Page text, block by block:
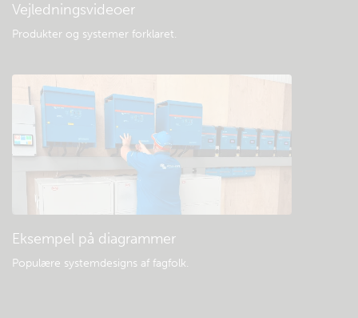
Vejledningsvideoer
Produkter og systemer forklaret.
Eksempel på diagrammer
Populære systemdesigns af fagfolk.